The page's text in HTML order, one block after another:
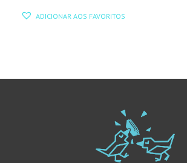
ADICIONAR AOS FAVORITOS